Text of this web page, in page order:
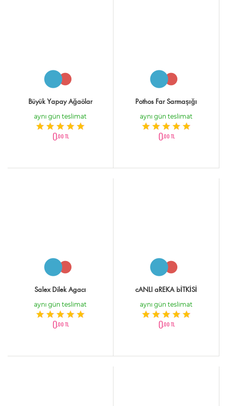
Büyük Yapay Ağaölar
aynı gün teslimat
0,00 TL
Pothos Far Sarmaşığı
aynı gün teslimat
0,00 TL
Salex Dilek Agacı
aynı gün teslimat
0,00 TL
cANLI aREKA bİTKİSİ
aynı gün teslimat
0,00 TL